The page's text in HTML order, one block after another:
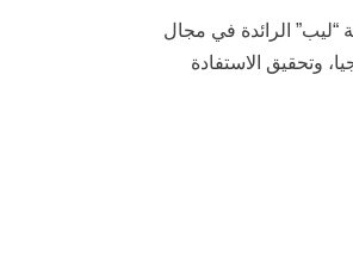
فعالية “ليب” الرائدة في مجال
وتحقيق الاستفادة